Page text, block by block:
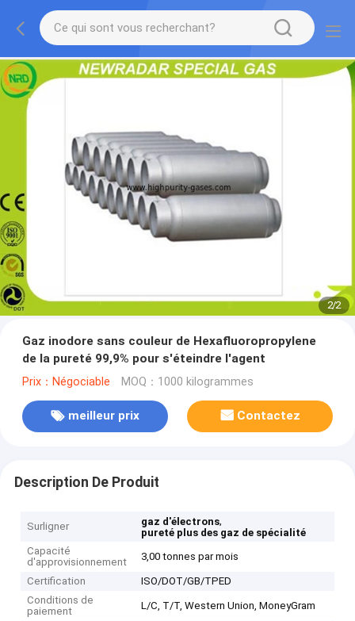
2/2
Gaz inodore sans couleur de Hexafluoropropylene
de la pureté 99,9% pour s'éteindre l'agent
Prix：Négociable MOQ：1000 kilogrammes
meilleur prix Contactez
Description De Produit
Surligner gaz d'électrons,
pureté plus des gaz de spécialité
Capacité
d'approvisionnement
3,00 tonnes par mois
Certification
ISO/DOT/GB/TPED
Conditions de
paiement
L/C, T/T, Western Union, MoneyGram